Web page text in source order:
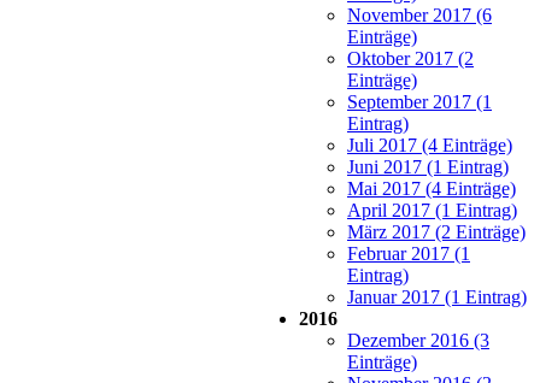
November 2017 (6
Einträge)
Oktober 2017 (2
Einträge)
September 2017 (1
Eintrag)
Juli 2017 (4 Einträge)
Juni 2017 (1 Eintrag)
Mai 2017 (4 Einträge)
April 2017 (1 Eintrag)
März 2017 (2 Einträge)
Februar 2017 (1
Eintrag)
Januar 2017 (1 Eintrag)
2016
Dezember 2016 (3
Einträge)